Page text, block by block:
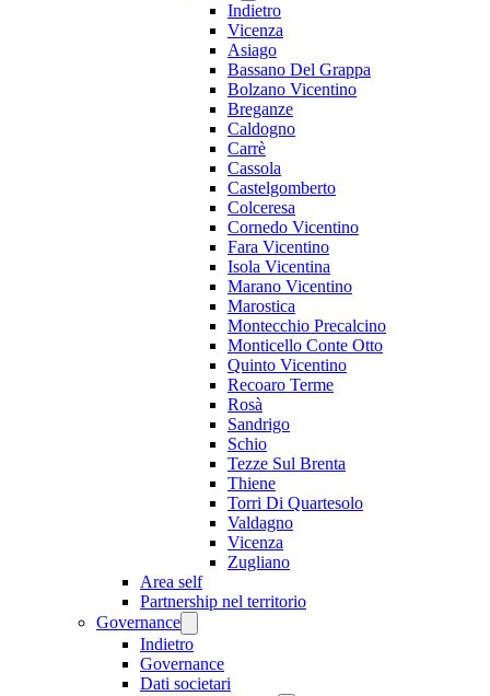
Indietro
Vicenza
Asiago
Bassano Del Grappa
Bolzano Vicentino
Breganze
Caldogno
Carrè
Cassola
Castelgomberto
Colceresa
Cornedo Vicentino
Fara Vicentino
Isola Vicentina
Marano Vicentino
Marostica
Montecchio Precalcino
Monticello Conte Otto
Quinto Vicentino
Recoaro Terme
Rosà
Sandrigo
Schio
Tezze Sul Brenta
Thiene
Torri Di Quartesolo
Valdagno
Vicenza
Zugliano
Area self
Partnership nel territorio
Governance
Indietro
Governance
Dati societari